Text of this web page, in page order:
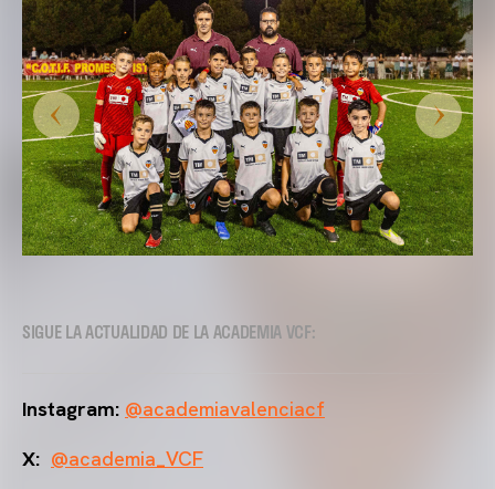
SIGUE LA ACTUALIDAD DE LA ACADEMIA VCF:
Instagram: @academiavalenciacf
X: @academia_VCF